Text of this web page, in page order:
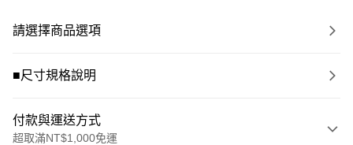
請選擇商品選項
■尺寸規格說明
付款與運送方式
超取滿NT$1,000免運